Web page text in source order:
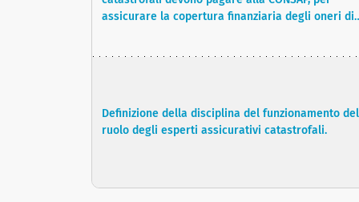
assicurare la copertura finanziaria degli oneri di
Definizione della disciplina del funzionamento del
ruolo degli esperti assicurativi catastrofali.